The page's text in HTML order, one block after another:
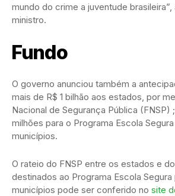
mundo do crime a juventude
ministro.
Fundo
O governo anunciou também a
mais de R$ 1 bilhão aos estados, por
Nacional de Segurança Pública (FNSP)
milhões para o Programa Escola
municípios.
O rateio do FNSP entre os estados e
destinados ao Programa Escola
municípios pode ser conferido no site